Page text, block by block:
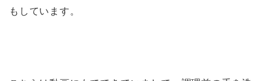
もしています。